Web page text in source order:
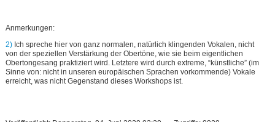
Anmerkungen:
2) Ich spreche hier von ganz normalen, natürlich klingenden Vokalen, nicht
von der speziellen Verstärkung der Obertöne, wie sie beim eigentlichen
Obertongesang praktiziert wird. Letztere wird durch extreme, “künstliche” (im
Sinne von: nicht in unseren europäischen Sprachen vorkommende) Vokale
erreicht, was nicht Gegenstand dieses Workshops ist.